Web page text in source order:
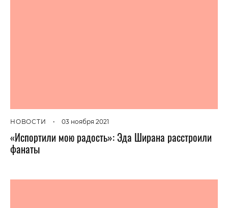
НОВОСТИ • 03 ноября 2021
«Испортили мою радость»: Эда Ширана расстроили
фанаты